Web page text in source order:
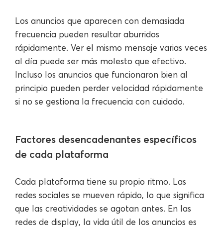
Los anuncios que aparecen con demasiada
frecuencia pueden resultar aburridos
rápidamente. Ver el mismo mensaje varias veces
al día puede ser más molesto que efectivo.
Incluso los anuncios que funcionaron bien al
principio pueden perder velocidad rápidamente
si no se gestiona la frecuencia con cuidado.
Factores desencadenantes específicos
de cada plataforma
Cada plataforma tiene su propio ritmo. Las
redes sociales se mueven rápido, lo que significa
que las creatividades se agotan antes. En las
redes de display, la vida útil de los anuncios es